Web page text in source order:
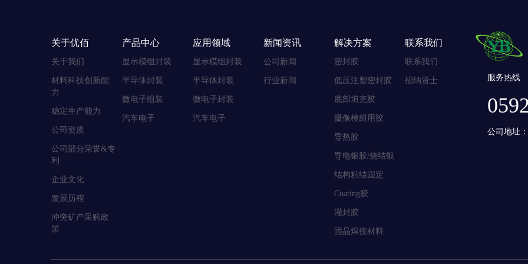
关于优佰
关于我们
材料科技创新能
力
稳定生产能力
公司资质
公司部分荣誉&专
利
企业文化
发展历程
冲突矿产采购政
策
产品中心
显示模组封装
半导体封装
微电子组装
汽车电子
应用领域
显示模组封装
半导体封装
微电子封装
汽车电子
新闻资讯
公司新闻
行业新闻
解决方案
密封胶
低压注塑密封胶
底部填充胶
摄像模组用胶
导热胶
导电银胶/烧结银
结构粘结固定
Coating胶
灌封胶
固晶焊接材料
联系我们
联系我们
招纳贤士 服务热线
公司地址